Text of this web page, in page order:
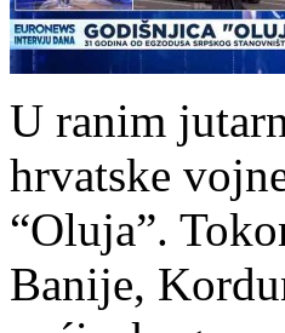
U ranim
hrvatske
“Oluja”.
Banije,